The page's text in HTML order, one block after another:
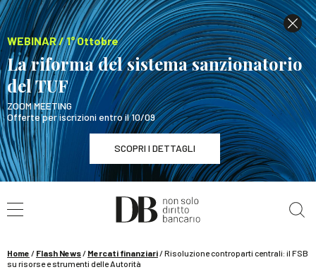
WEBINAR / 1° Ottobre
La riforma del sistema sanzionatorio
del TUF
ZOOM MEETING
Offerte per iscrizioni entro il 10/09
SCOPRI I DETTAGLI
WEBINAR / 1° Ottobre
La riforma del sistema sanzionatorio del TUF
Home / Flash News/ Mercati finanziari/Risoluzione controparti centrali: il FSB
su risorse e strumenti delle Autorità